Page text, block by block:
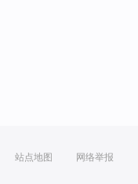
站点地图 网络举报